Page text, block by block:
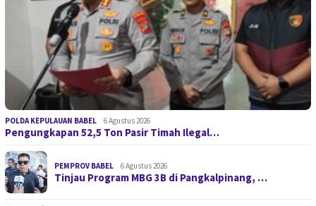
POLDA KEPULAUAN BABEL 6 Agustus 2026
Pengungkapan 52,5 Ton Pasir Timah Ilegal…
PEMPROV BABEL 6 Agustus 2026
Tinjau Program MBG 3B di Pangkalpinang, …